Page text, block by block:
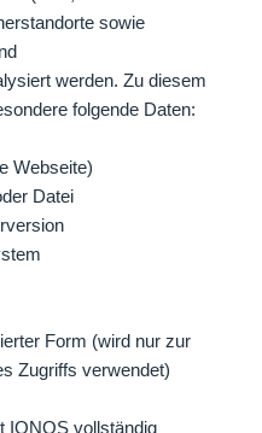
sowie
werden. Zu diesem
folgende Daten:
Webseite)
Datei
Form (wird nur zur
Zugriffs verwendet)
IONOS vollständig